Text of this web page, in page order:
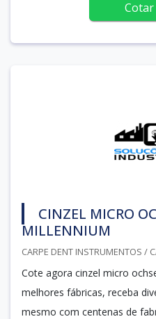
CINZEL MICRO
MILLENNIUM
CARPE DENT INSTRUMENTOS /
Cote agora cinzel micro
melhores fábricas, receba
mesmo com centenas de